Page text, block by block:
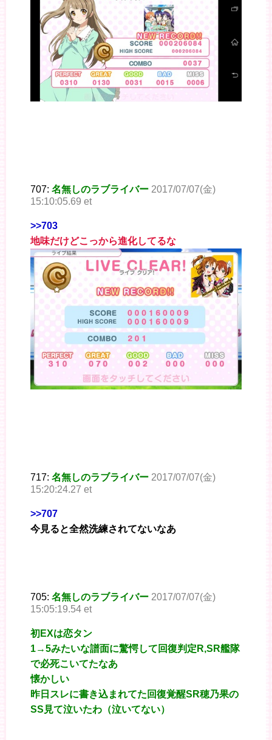
707: 名無しのラブライバー 2017/07/07(金)
15:10:05.69 et
>>703
地味だけどこっから進化してるな
717: 名無しのラブライバー 2017/07/07(金)
15:20:24.27 et
>>707
今見ると全然洗練されてないなあ
705: 名無しのラブライバー 2017/07/07(金)
15:05:19.54 et
初EXは恋タン
1→5みたいな譜面に驚愕して回復判定R,SR艦隊
で必死こいてたなあ
懐かしい
昨日スレに書き込まれてた回復覚醒SR穂乃果の
SS見て泣いたわ（泣いてない）